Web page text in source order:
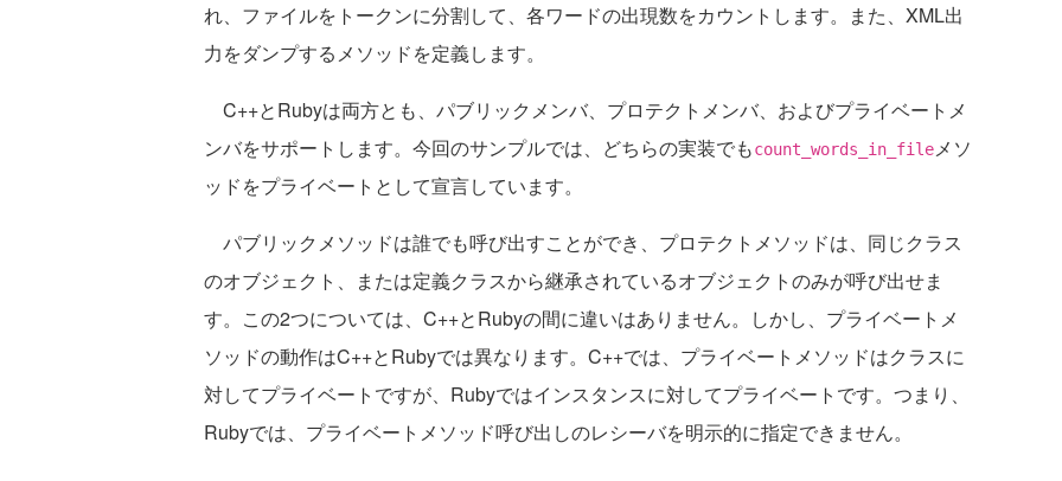
れ、ファイルをトークンに分割して、各ワードの出現数をカウントします。また、XML出
力をダンプするメソッドを定義します。
C++とRubyは両方とも、パブリックメンバ、プロテクトメンバ、およびプライベートメ
ンバをサポートします。今回のサンプルでは、どちらの実装でもcount_words_in_fileメソ
ッドをプライベートとして宣言しています。
パブリックメソッドは誰でも呼び出すことができ、プロテクトメソッドは、同じクラス
のオブジェクト、または定義クラスから継承されているオブジェクトのみが呼び出せま
す。この2つについては、C++とRubyの間に違いはありません。しかし、プライベートメ
ソッドの動作はC++とRubyでは異なります。C++では、プライベートメソッドはクラスに
対してプライベートですが、Rubyではインスタンスに対してプライベートです。つまり、
Rubyでは、プライベートメソッド呼び出しのレシーバを明示的に指定できません。